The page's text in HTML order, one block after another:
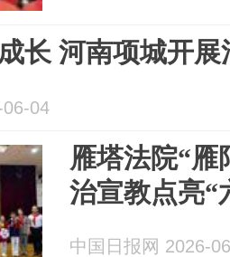
长 河南项城开
04
雁塔法院“雁
治宣教点亮“
中国日报网 2026-